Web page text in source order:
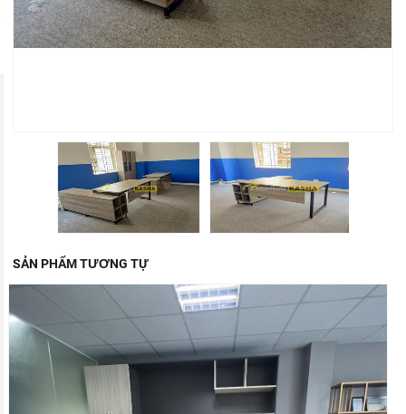
SẢN PHẨM TƯƠNG TỰ